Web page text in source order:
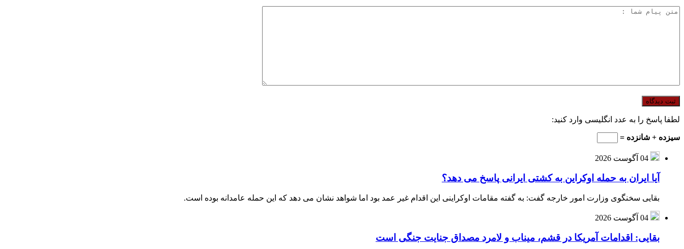
لطفا پاسخ را به عدد انگلیسی وارد کنید:
سیزده + شانزده =
04 آگوست 2026
آیا ایران به حمله اوکراین به کشتی ایرانی پاسخ می دهد؟
بقایی سخنگوی وزارت امور خارجه گفت: به گفته مقامات اوکراینی این اقدام غیر عمد بود اما شواهد نشان می دهد که این حمله عامدانه بوده است.
04 آگوست 2026
بقایی: اقدامات آمریکا در قشم، میناب و لامرد مصداق جنایت جنگی است